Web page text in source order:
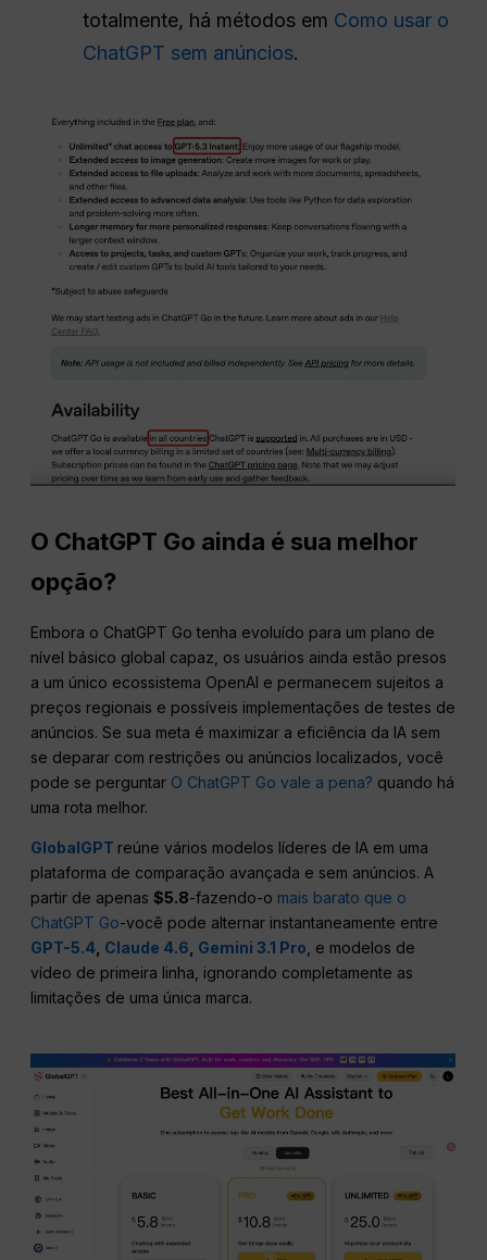
totalmente, há métodos em Como usar o
ChatGPT sem anúncios.
O ChatGPT Go ainda é sua melhor
opção?
Embora o ChatGPT Go tenha evoluído para um plano de
nível básico global capaz, os usuários ainda estão presos
a um único ecossistema OpenAI e permanecem sujeitos a
preços regionais e possíveis implementações de testes de
anúncios. Se sua meta é maximizar a eficiência da IA sem
se deparar com restrições ou anúncios localizados, você
pode se perguntar O ChatGPT Go vale a pena? quando há
uma rota melhor.
GlobalGPT reúne vários modelos líderes de IA em uma
plataforma de comparação avançada e sem anúncios. A
partir de apenas$5.8-fazendo-o mais barato que o
ChatGPT Go-você pode alternar instantaneamente entre
GPT-5.4 Claude 4.6 Gemini 3.1 Pro , e modelos de
vídeo de primeira linha, ignorando completamente as
limitações de uma única marca.